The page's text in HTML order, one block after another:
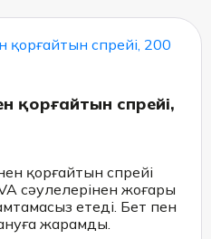
қорғайтын спрейі,
қорғайтын спрейі
сәулелерінен жоғары
етеді. Бет пен
жарамды.